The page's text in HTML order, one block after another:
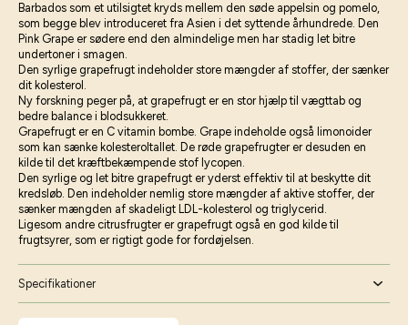
Barbados som et utilsigtet kryds mellem den søde appelsin og pomelo,
som begge blev introduceret fra Asien i det syttende århundrede. Den
Pink Grape er sødere end den almindelige men har stadig let bitre
undertoner i smagen.
Den syrlige grapefrugt indeholder store mængder af stoffer, der sænker
dit kolesterol.
Ny forskning peger på, at grapefrugt er en stor hjælp til vægttab og
bedre balance i blodsukkeret.
Grapefrugt er en C vitamin bombe. Grape indeholde også limonoider
som kan sænke kolesteroltallet. De røde grapefrugter er desuden en
kilde til det kræftbekæmpende stof lycopen.
Den syrlige og let bitre grapefrugt er yderst effektiv til at beskytte dit
kredsløb. Den indeholder nemlig store mængder af aktive stoffer, der
sænker mængden af skadeligt LDL-kolesterol og triglycerid.
Ligesom andre citrusfrugter er grapefrugt også en god kilde til
frugtsyrer, som er rigtigt gode for fordøjelsen.
Specifikationer